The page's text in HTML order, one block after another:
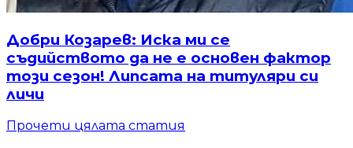
Добри Козарев: Иска ми се
съдийството да не е основен фактор
този сезон! Липсата на титуляри си
личи
Прочети цялата статия